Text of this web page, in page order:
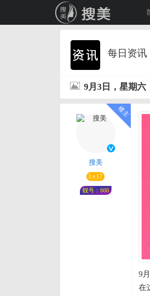
每日资讯
9月3日，星期六
搜美
Lv.17
靓号：666
9
在